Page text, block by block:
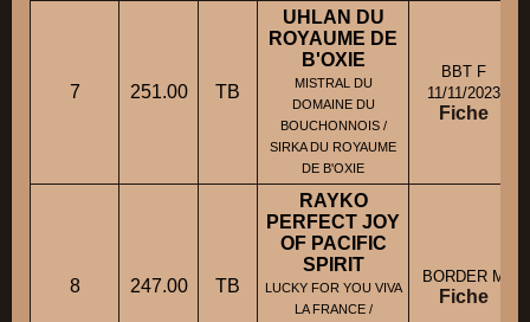
7 251.00 TB
UHLAN DU
ROYAUME DE
B'OXIE
MISTRAL DU
DOMAINE DU
BOUCHONNOIS /
SIRKA DU ROYAUME
DE B'OXIE
BBT F
11/11/2023
Fiche
8 247.00 TB
RAYKO
PERFECT JOY
OF PACIFIC
SPIRIT
LUCKY FOR YOU VIVA
LA FRANCE /
BORDER M
Fiche